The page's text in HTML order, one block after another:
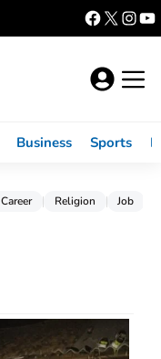
Business Sports
Career Religion Job